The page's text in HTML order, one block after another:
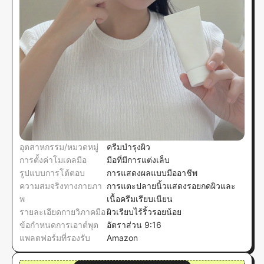
อุตสาหกรรม/หมวดหมู่
ครีมบำรุงผิว
การตั้งค่าโมเดลมือ
มือที่มีการแต่งเล็บ
รูปแบบการโต้ตอบ
การแสดงผลแบบมืออาชีพ
ความสมจริงทางกายภา
พ
การแตะปลายนิ้วแสดงรอยกดผิวและ
เนื้อครีมเรียบเนียน
รายละเอียดกายวิภาคมือผิวเรียบไร้ริ้วรอยน้อย
ข้อกำหนดการเอาต์พุต
อัตราส่วน 9:16
แพลตฟอร์มที่รองรับ
Amazon